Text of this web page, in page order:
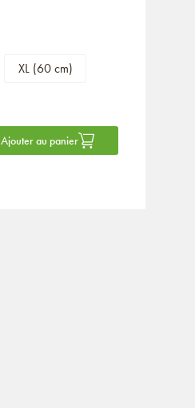
XL (60 cm)
Ajouter au panier